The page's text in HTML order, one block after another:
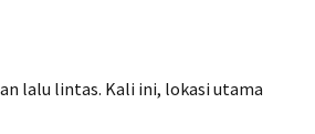
lalu lintas. Kali ini, lokasi utama